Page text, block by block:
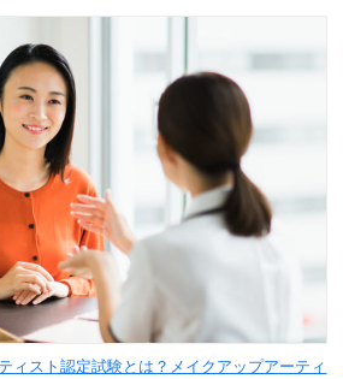
ィスト認定試験とは？メイクアップアーティ